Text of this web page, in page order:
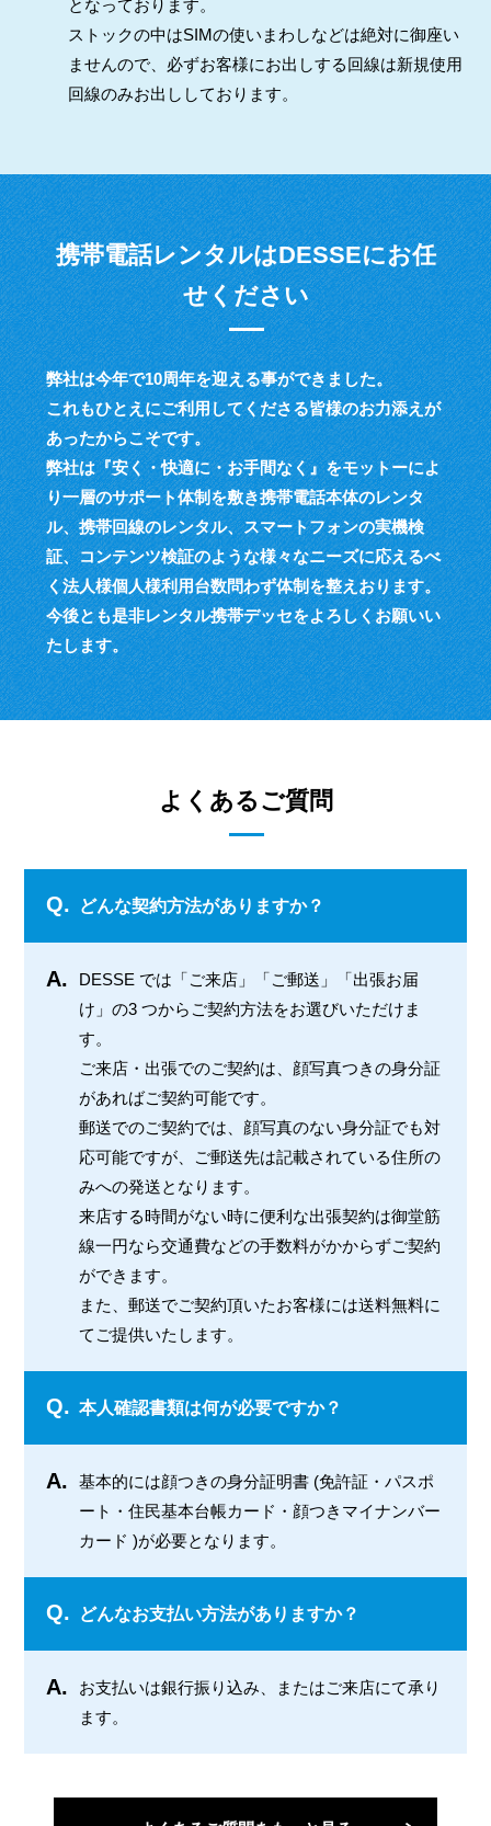
となっております。
ストックの中はSIMの使いまわしなどは絶対に御座い
ませんので、必ずお客様にお出しする回線は新規使用
回線のみお出ししております。
携帯電話レンタルはDESSEにお任
せください
弊社は今年で10周年を迎える事ができました。
これもひとえにご利用してくださる皆様のお力添えが
あったからこそです。
弊社は『安く・快適に・お手間なく』をモットーによ
り一層のサポート体制を敷き携帯電話本体のレンタ
ル、携帯回線のレンタル、スマートフォンの実機検
証、コンテンツ検証のような様々なニーズに応えるべ
く法人様個人様利用台数問わず体制を整えおります。
今後とも是非レンタル携帯デッセをよろしくお願いい
たします。
よくあるご質問
Q. どんな契約方法がありますか？
A.
DESSE では「ご来店」「ご郵送」「出張お届
け」の3 つからご契約方法をお選びいただけま
す。
ご来店・出張でのご契約は、顔写真つきの身分証
があればご契約可能です。
郵送でのご契約では、顔写真のない身分証でも対
応可能ですが、ご郵送先は記載されている住所の
みへの発送となります。
来店する時間がない時に便利な出張契約は御堂筋
線一円なら交通費などの手数料がかからずご契約
ができます。
また、郵送でご契約頂いたお客様には送料無料に
てご提供いたします。
Q. 本人確認書類は何が必要ですか？
A.
基本的には顔つきの身分証明書 (免許証・パスポ
ート・住民基本台帳カード・顔つきマイナンバー
カード )が必要となります。
Q. どんなお支払い方法がありますか？
A.
お支払いは銀行振り込み、またはご来店にて承り
ます。